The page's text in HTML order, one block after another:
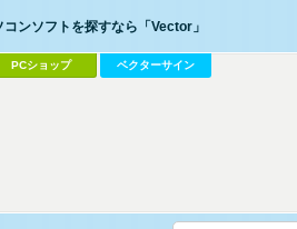
コンソフトを探すなら「Vector」
PCショップ ベクターサイン